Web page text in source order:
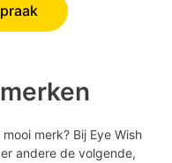
merk? Bij Eye Wish
andere de volgende,